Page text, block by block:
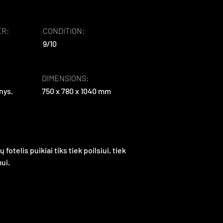
CONDITION:
9/10
DIMENSIONS:
750 x 780 x 1040 mm
fotelis puikiai tiks tiek poilsiui, tiek